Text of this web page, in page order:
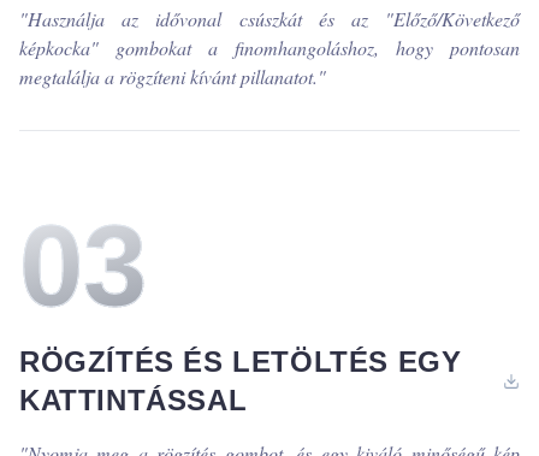
"Használja az idővonal csúszkát és az "Előző/Következő
képkocka" gombokat a finomhangoláshoz, hogy pontosan
megtalálja a rögzíteni kívánt pillanatot."
03
RÖGZÍTÉS ÉS LETÖLTÉS EGY
KATTINTÁSSAL